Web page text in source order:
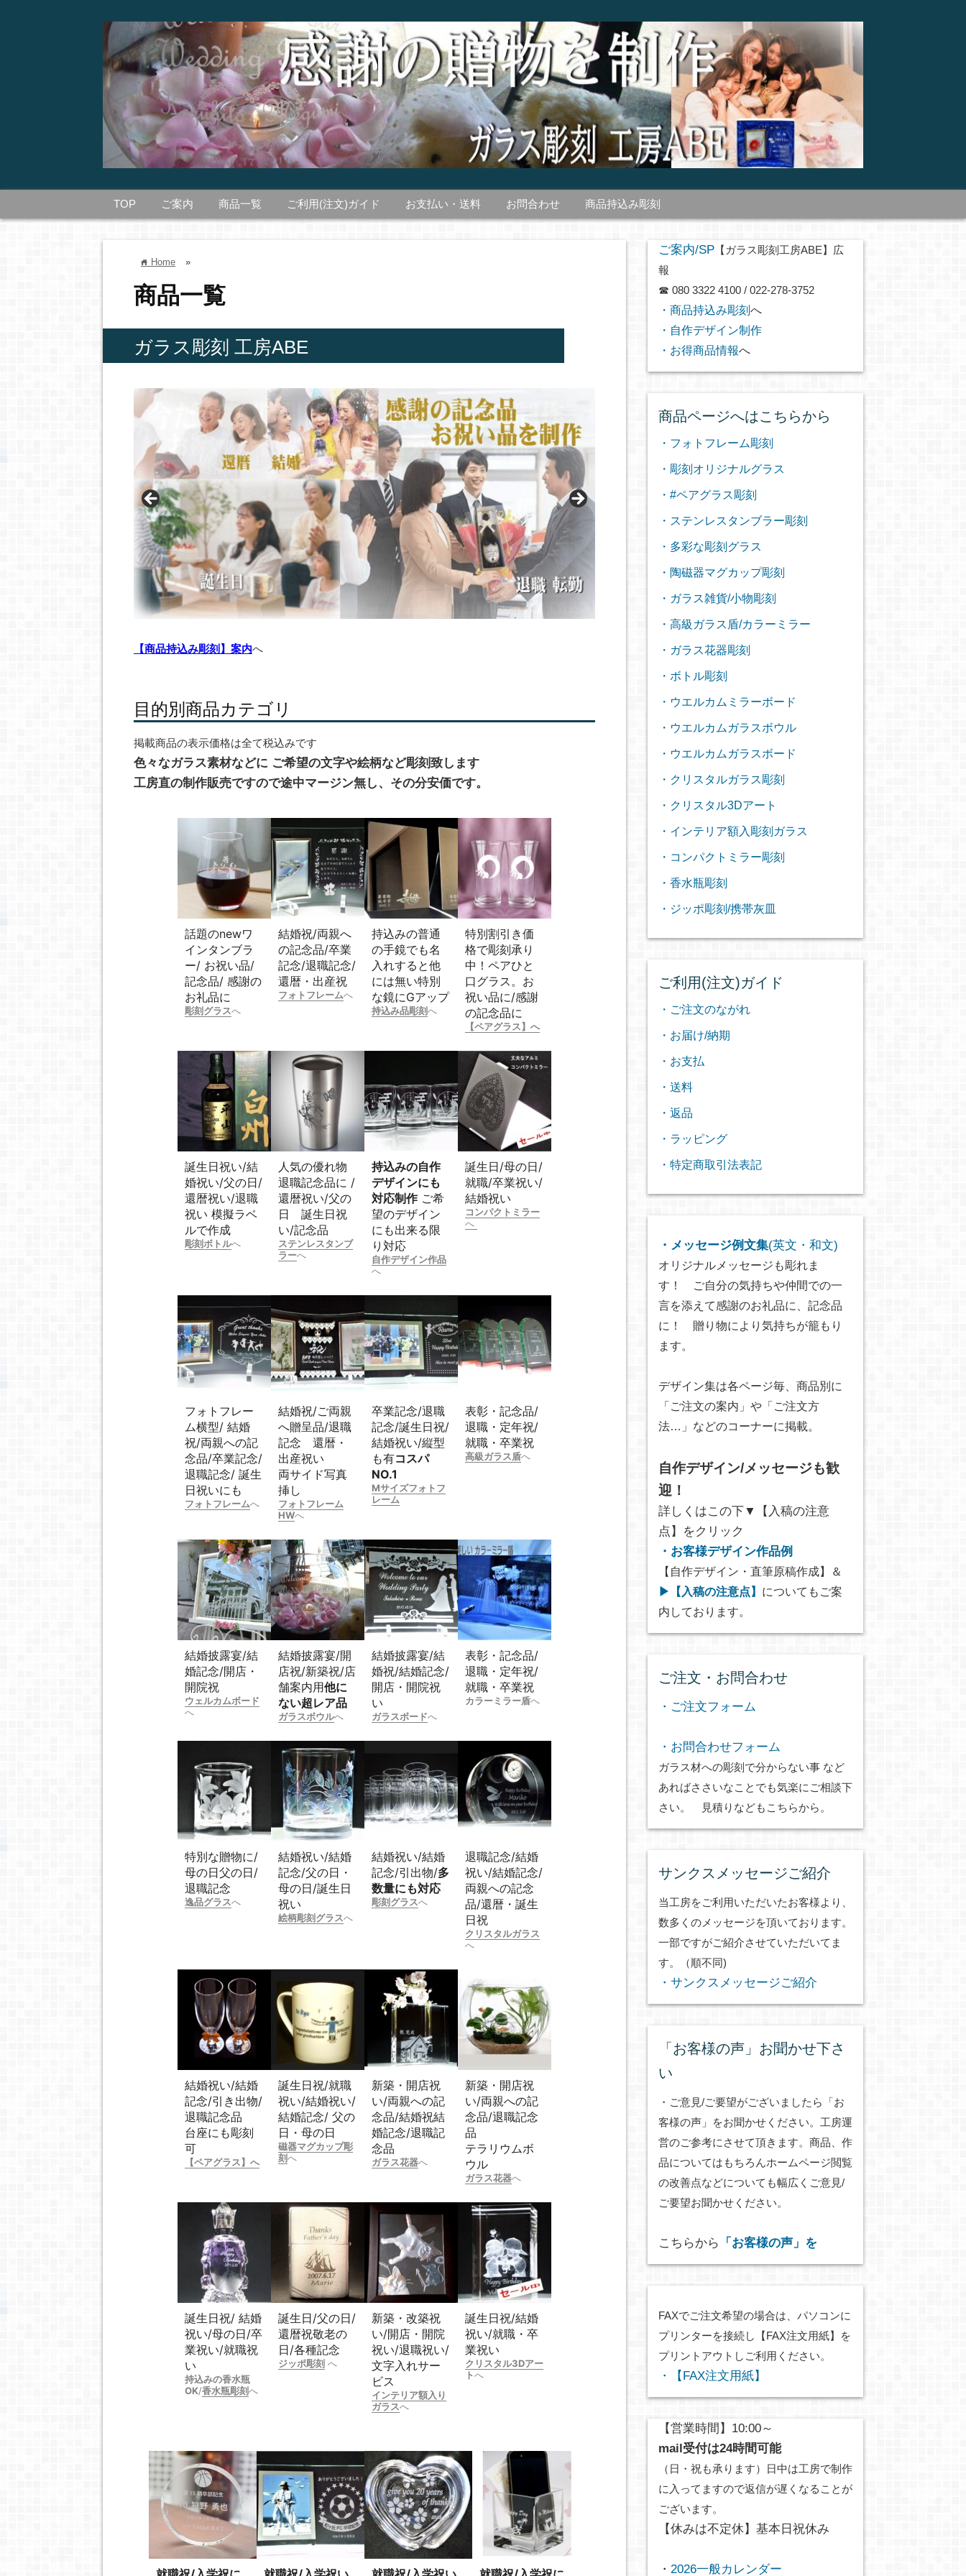
TOP ご案内 商品一覧 ご利用(注文)ガイド お支払い・送料 お問合わせ 商品持込み彫刻
home Home »
商品一覧
ガラス彫刻 工房ABE
【商品持込み彫刻】案内へ
目的別商品カテゴリ
掲載商品の表示価格は全て税込みです
色々なガラス素材などに ご希望の文字や絵柄など彫刻致します
工房直の制作販売ですので途中マージン無し、その分安価です。
話題のnewワ
インタンブラ
ー/ お祝い品/
記念品/ 感謝の
お礼品に
彫刻グラスへ
結婚祝/両親へ
の記念品/卒業
記念/退職記念/
還暦・出産祝
フォトフレームへ
持込みの普通
の手鏡でも名
入れすると他
には無い特別
な鏡にGアップ
持込み品彫刻へ
特別割引き価
格で彫刻承り
中！ペアひと
口グラス。お
祝い品に/感謝
の記念品に
【ペアグラス】へ
誕生日祝い/結
婚祝い/父の日/
還暦祝い/退職
祝い 模擬ラベ
ルで作成
彫刻ボトルへ
人気の優れ物
退職記念品に /
還暦祝い/父の
日 誕生日祝
い/記念品
ステンレスタンブ
ラーへ
持込みの自作
デザインにも
対応制作ご希
望のデザイン
にも出来る限
り対応
自作デザイン作品
へ
誕生日/母の日/
就職/卒業祝い/
結婚祝い
コンパクトミラー
へ
フォトフレー
ム横型/ 結婚
祝/両親への記
念品/卒業記念/
退職記念/ 誕生
日祝いにも
フォトフレームへ
結婚祝/ご両親
へ贈呈品/退職
記念 還暦・
出産祝い
両サイド写真
挿し
フォトフレーム
HWへ
卒業記念/退職
記念/誕生日祝/
結婚祝い/縦型
も有コスパ
NO.1
Mサイズフォトフ
レーム
表彰・記念品/
退職・定年祝/
就職・卒業祝
高級ガラス盾へ
結婚披露宴/結
婚記念/開店・
開院祝
ウェルカムボード
へ
結婚披露宴/開
店祝/新築祝/店
舗案内用他に
ない超レア品
ガラスボウルへ
結婚披露宴/結
婚祝/結婚記念/
開店・開院祝
い
ガラスボードへ
表彰・記念品/
退職・定年祝/
就職・卒業祝
カラーミラー盾へ
特別な贈物に/
母の日父の日/
退職記念
逸品グラスへ
結婚祝い/結婚
記念/父の日・
母の日/誕生日
祝い
絵柄彫刻グラスへ
結婚祝い/結婚
記念/引出物/多
数量にも対応
彫刻グラスへ
退職記念/結婚
祝い/結婚記念/
両親への記念
品/還暦・誕生
日祝
クリスタルガラス
へ
結婚祝い/結婚
記念/引き出物/
退職記念品
台座にも彫刻
可
【ペアグラス】へ
誕生日祝/就職
祝い/結婚祝い/
結婚記念/ 父の
日・母の日
磁器マグカップ彫
刻へ
新築・開店祝
い/両親への記
念品/結婚祝結
婚記念/退職記
念品
ガラス花器へ
新築・開店祝
い/両親への記
念品/退職記念
品
テラリウムボ
ウル
ガラス花器へ
誕生日祝/ 結婚
祝い/母の日/卒
業祝い/就職祝
い
持込みの香水瓶
OK/香水瓶彫刻へ
誕生日/父の日/
還暦祝敬老の
日/各種記念
ジッポ彫刻 へ
新築・改築祝
い/開店・開院
祝い/退職祝い/
文字入れサー
ビス
インテリア額入り
ガラスへ
誕生日祝/結婚
祝い/就職・卒
業祝い
クリスタル3Dアー
トへ
ご案内/SP 【ガラス彫刻工房ABE】広
報
☎ 080 3322 4100 / 022-278-3752
・商品持込み彫刻 へ
・自作デザイン制作
・お得商品情報へ
商品ページへはこちらから
・フォトフレーム彫刻
・彫刻オリジナルグラス
・#ペアグラス彫刻
・ステンレスタンブラー彫刻
・多彩な彫刻グラス
・陶磁器マグカップ彫刻
・ガラス雑貨/小物彫刻
・高級ガラス盾/カラーミラー
・ガラス花器彫刻
・ボトル彫刻
・ウエルカムミラーボード
・ウエルカムガラスボウル
・ウエルカムガラスボード
・クリスタルガラス彫刻
・クリスタル3Dアート
・インテリア額入彫刻ガラス
・コンパクトミラー彫刻
・香水瓶彫刻
・ジッポ彫刻/携帯灰皿
ご利用(注文)ガイド
・ご注文のながれ
・お届け/納期
・お支払
・送料
・返品
・ラッピング
・特定商取引法表記
・メッセージ例文集(英文・和文)
オリジナルメッセージも彫れま
す！ ご自分の気持ちや仲間での一
言を添えて感謝のお礼品に、記念品
に！ 贈り物により気持ちが籠もり
ます。
デザイン集は各ページ毎、商品別に
「ご注文の案内」や「ご注文方
法…」などのコーナーに掲載。
自作デザイン/メッセージも歓
迎！
詳しくはこの下▼【入稿の注意
点】をクリック
・お客様デザイン作品例
【自作デザイン・直筆原稿作成】＆
▶【入稿の注意点】 についてもご案
内しております。
ご注文・お問合わせ
・ご注文フォーム
・お問合わせフォーム
ガラス材への彫刻で分からない事 など
あればささいなことでも気楽にご相談下
さい。 見積りなどもこちらから。
サンクスメッセージご紹介
当工房をご利用いただいたお客様より、
数多くのメッセージを頂いております。
一部ですがご紹介させていただいてま
す。（順不同)
・サンクスメッセージご紹介
「お客様の声」お聞かせ下さ
い
・ご意見/ご要望がございましたら「お
客様の声」をお聞かせください。工房運
営のご参考にさせて頂きます。商品、作
品についてはもちろんホームページ閲覧
の改善点などについても幅広くご意見/
ご要望お聞かせください。
こちらから 「お客様の声」を
FAXでご注文希望の場合は、パソコンに
プリンターを接続し【FAX注文用紙】を
プリントアウトしご利用ください。
・【FAX注文用紙】
【営業時間】10:00～
mail受付は24時間可能
（日・祝も承ります）日中は工房で制作
に入ってますので返信が遅くなることが
ございます。
【休みは不定休】基本日祝休み
・ 2026一般カレンダー